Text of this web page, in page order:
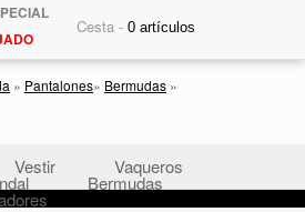
Cesta -
» Pantalones» Bermudas »
Vestir Vaqueros
Bermudas